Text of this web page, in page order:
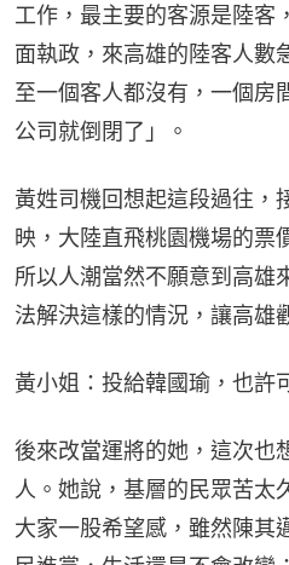
工作，最主要的客源是陸客
面執政，來高雄的陸客人數
至一個客人都沒有，一個房
公司就倒閉了」。
黃姓司機回想起這段過往，
映，大陸直飛桃園機場的票
所以人潮當然不願意到高雄
法解決這樣的情況，讓高雄
黃小姐：投給韓國瑜，也許
後來改當運將的她，這次也
人。她說，基層的民眾苦太
大家一股希望感，雖然陳其